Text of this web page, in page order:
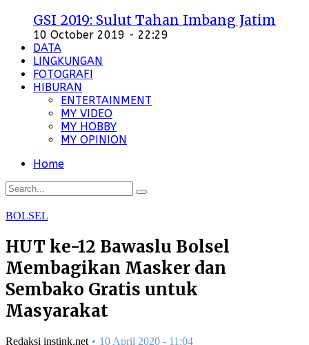
GSI 2019: Sulut Tahan Imbang Jatim
10 October 2019 - 22:29
DATA
LINGKUNGAN
FOTOGRAFI
HIBURAN
ENTERTAINMENT
MY VIDEO
MY HOBBY
MY OPINION
Home
BOLSEL
HUT ke-12 Bawaslu Bolsel
Membagikan Masker dan
Sembako Gratis untuk
Masyarakat
Redaksi instink.net 10 April 2020 - 11:04